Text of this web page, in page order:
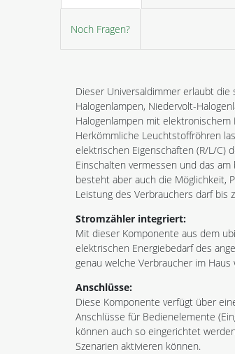
Noch Fragen?
Dieser Universaldimmer erlaubt
Halogenlampen, Niedervolt-
Halogenlampen mit
Herkömmliche Leuchtstoffröhren
elektrischen Eigenschaften (R/L/C)
Einschalten vermessen und das
besteht aber auch die Möglichkeit,
Leistung des Verbrauchers darf bis
Stromzähler integriert:
Mit dieser Komponente aus dem
elektrischen Energiebedarf des
genau welche Verbraucher im
Anschlüsse:
Diese Komponente verfügt über
Anschlüsse für Bedienelemente
können auch so eingerichtet
Szenarien aktivieren können.